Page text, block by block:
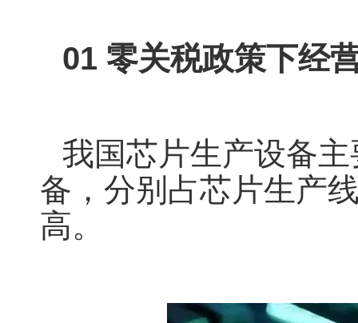
01 零关税政策下经
我国芯片生产设备
备， 分别占芯片生产
高。